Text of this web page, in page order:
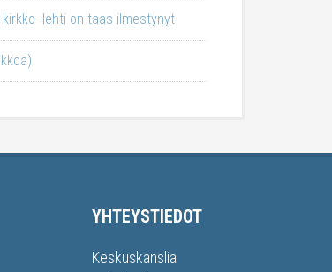
kirkko -lehti on taas ilmestynyt
YHTEYSTIEDOT
Keskuskanslia